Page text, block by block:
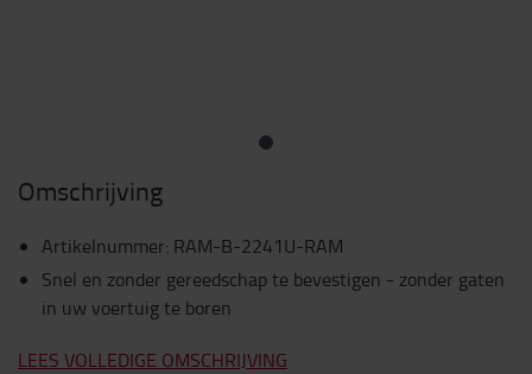
Omschrijving
Artikelnummer: RAM-B-2241U-RAM
Snel en zonder gereedschap te bevestigen - zonder gaten
in uw voertuig te boren
LEES VOLLEDIGE OMSCHRIJVING